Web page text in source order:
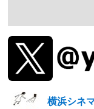
横浜シネ